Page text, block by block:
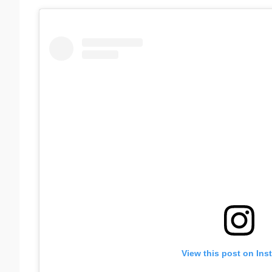
View this post on